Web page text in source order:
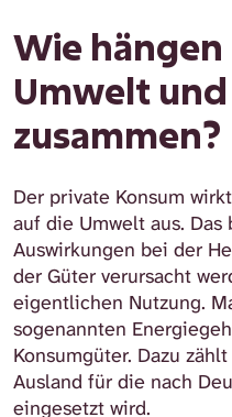
Wie hängen
Umwelt
zusammen?
Der private Konsum
auf die Umwelt aus.
Auswirkungen bei der
der Güter verursacht
eigentlichen Nutzung.
sogenannten
Konsumgüter. Dazu
Ausland für die nach
eingesetzt wird.